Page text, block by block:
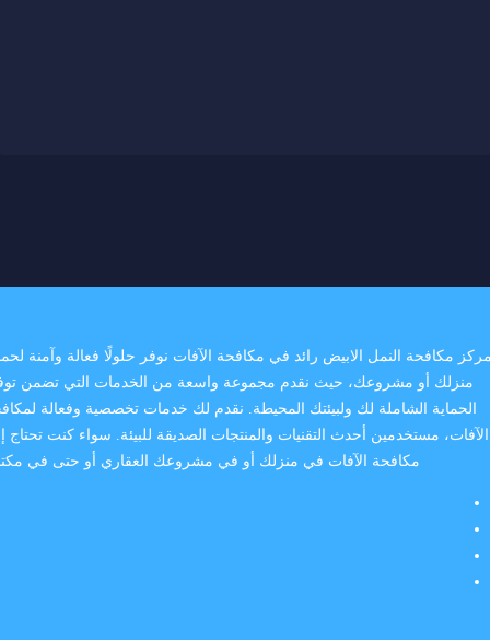
مكافحة النمل الابيض رائد في مكافحة الآفات نوفر حلولًا فعالة وآمنة
منزلك أو مشروعك، حيث نقدم مجموعة واسعة من الخدمات التي تضمن
الحماية الشاملة لك ولبيئتك المحيطة. نقدم لك خدمات تخصصية وفعالة
الآفات، مستخدمين أحدث التقنيات والمنتجات الصديقة للبيئة. سواء كنت تحتاج
مكافحة الآفات في منزلك أو في مشروعك العقاري أو حتى في